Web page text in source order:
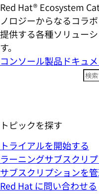
Red Hat® Ecosystem
ノロジーからなるコラ
提供する各種ソリュー
す。
コンソール製品ドキュ
トピックを探す
トライアルを開始する
ラーニングサブスクリ
サブスクリプションを
Red Hat に問い合わせる